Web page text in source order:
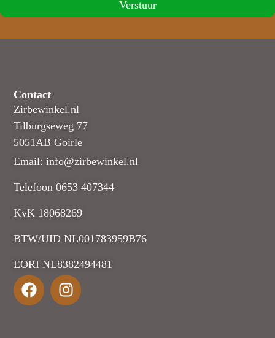
Verstuur
Contact
Zirbewinkel.nl
Tilburgseweg 77
5051AB Goirle
Email: info@zirbewinkel.nl
Telefoon 0653 407344
KvK 18068269
BTW/UID NL001783959B76
EORI NL8382494481